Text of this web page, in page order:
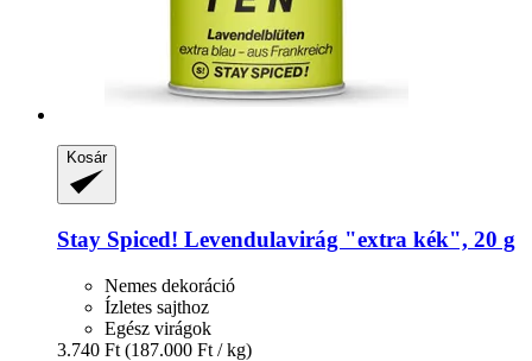
Kosár
Stay Spiced! Levendulavirág "extra kék", 20 g
Nemes dekoráció
Ízletes sajthoz
Egész virágok
3.740 Ft (187.000 Ft / kg)